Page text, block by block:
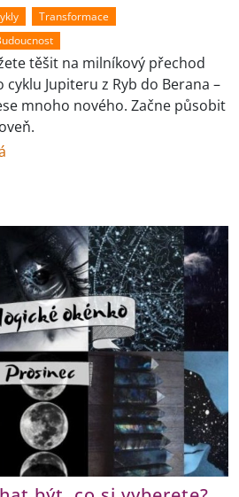
Transformace
těšit na milníkový přechod
Jupiteru z Ryb do Berana –
mnoho nového. Začne působit